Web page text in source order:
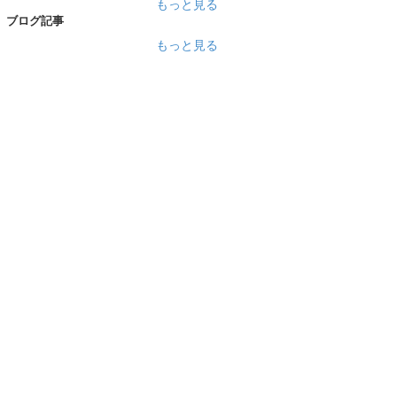
もっと見る
ブログ記事
もっと見る